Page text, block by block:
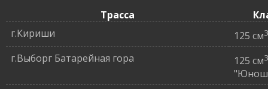
Трасса
г.Кириши
125 см3
г.Выборг Батарейная гора 125 см3